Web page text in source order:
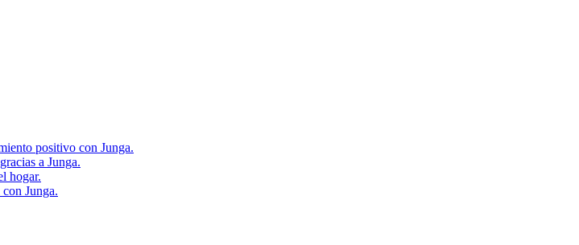
positivo con Junga.
a Junga.
hogar.
Junga.